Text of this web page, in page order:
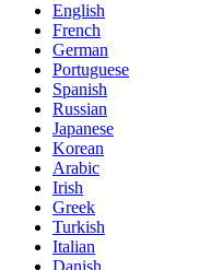
English
French
German
Portuguese
Spanish
Russian
Japanese
Korean
Arabic
Irish
Greek
Turkish
Italian